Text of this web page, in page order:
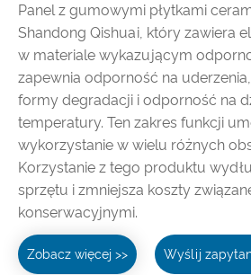
Panel z gumowymi płytkami
Shandong Qishuai, który zawiera
w materiale wykazującym
zapewnia odporność na
formy degradacji i odporność na
temperatury. Ten zakres funkcji
wykorzystanie w wielu różnych
Korzystanie z tego produktu
sprzętu i zmniejsza koszty
konserwacyjnymi.
Zobacz więcej >> Wyślij